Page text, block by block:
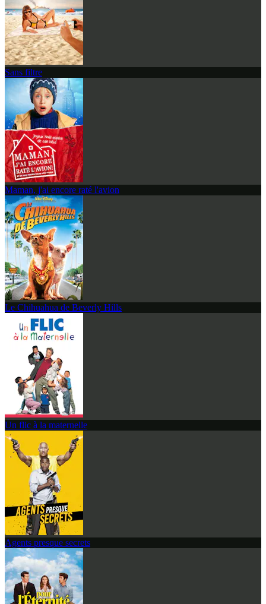
Sans filtre
Maman, j'ai encore raté l'avion
Le Chihuahua de Beverly Hills
Un flic à la maternelle
Agents presque secrets